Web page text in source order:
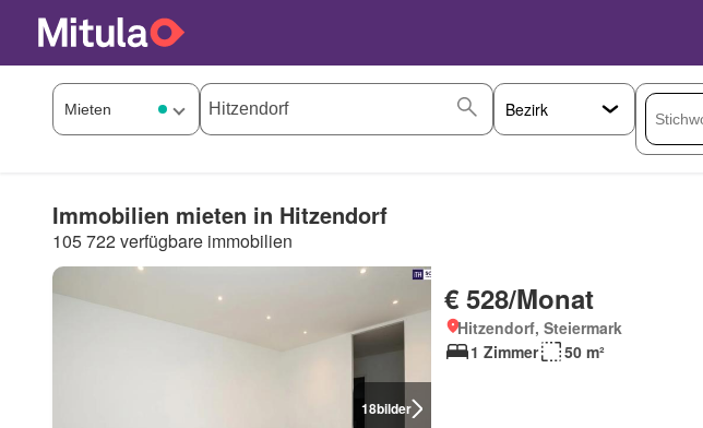
Immobilien mieten in Hitzendorf
105 722 verfügbare immobilien
18bilder
€ 528/Monat
Hitzendorf, Steiermark
1 Zimmer
50 m²